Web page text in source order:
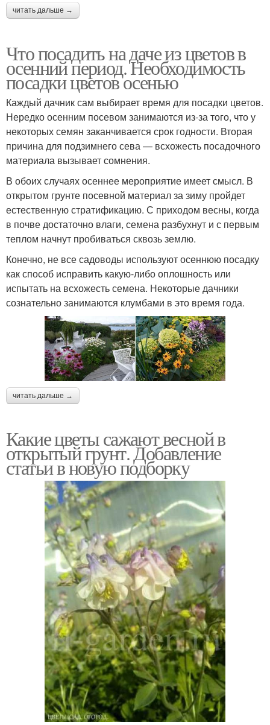
читать дальше →
Что посадить на даче из цветов в
осенний период. Необходимость
посадки цветов осенью
Каждый дачник сам выбирает время для посадки цветов.
Нередко осенним посевом занимаются из-за того, что у
некоторых семян заканчивается срок годности. Вторая
причина для подзимнего сева — всхожесть посадочного
материала вызывает сомнения.
В обоих случаях осеннее мероприятие имеет смысл. В
открытом грунте посевной материал за зиму пройдет
естественную стратификацию. С приходом весны, когда
в почве достаточно влаги, семена разбухнут и с первым
теплом начнут пробиваться сквозь землю.
Конечно, не все садоводы используют осеннюю посадку
как способ исправить какую-либо оплошность или
испытать на всхожесть семена. Некоторые дачники
сознательно занимаются клумбами в это время года.
читать дальше →
Какие цветы сажают весной в
открытый грунт. Добавление
статьи в новую подборку